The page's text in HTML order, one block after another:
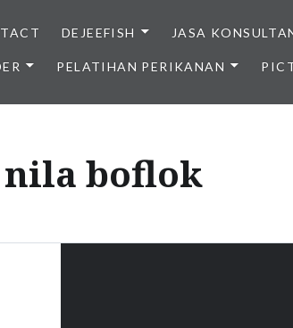
BERKUALITAS
DEJEEFISH JASA
PELATIHAN PERIKANAN
nila boflok